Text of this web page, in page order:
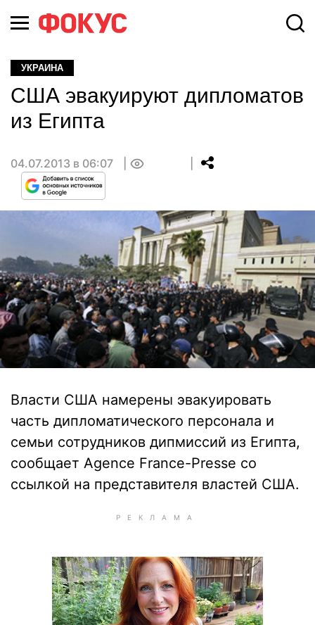
УКРАИНА
США эвакуируют дипломатов
из Египта
04.07.2013 в 06:07
Власти США намерены эвакуировать
часть дипломатического персонала и
семьи сотрудников дипмиссий из Египта,
сообщает Agence France-Presse со
ссылкой на представителя властей США.